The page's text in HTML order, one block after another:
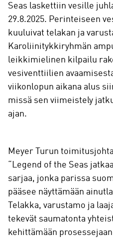
Seas laskettiin vesille
29.8.2025. Perinteiseen
kuuluivat telakan ja
Karoliinitykkiryhmän
leikkimielinen kilpailu
vesiventtiilien
viikonlopun aikana alus
missä sen viimeistely
ajan.
Meyer Turun
“Legend of the Seas
sarjaa, jonka parissa
pääsee näyttämään
Telakka, varustamo ja
tekevät saumatonta
kehittämään